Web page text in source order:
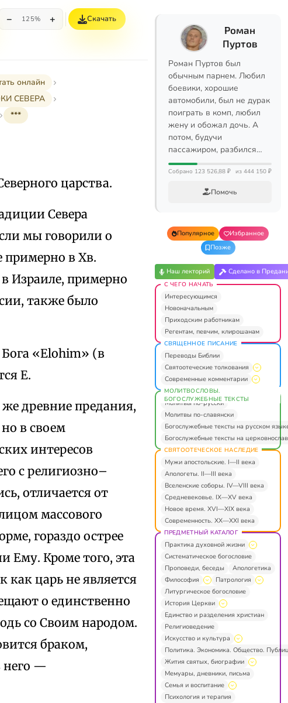
− 125% + Скачать
онлайн
СЕВЕРА
***
царства.
Севера
мы говорили о
примерно в Хв.
Израиле, примерно
также было
«Elohim» (в
Е.
древние предания,
в своем
интересов
с религиозно–
отличается от
массового
гораздо острее
Ему. Кроме того, эта
как царь не является
о единственно
со Своим народом.
браком,
него —
Роман
Пуртов
Роман Пуртов был
обычным парнем. Любил
боевики, хорошие
автомобили, был не дурак
поиграть в комп, любил
жену и обожал дочь. А
потом, будучи
пассажиром, разбился…
Собрано 123 526,88 ₽ из 444 150 ₽
Помочь
Популярное
Избранное
Позже
Наш лекторий Сделано в
С ЧЕГО НАЧАТЬ
Интересующимся
Новоначальным
Приходским работникам
Регентам, певчим, клирошанам
СВЯЩЕННОЕ ПИСАНИЕ
Переводы Библии
Святоотеческие толкования
Современные комментарии
МОЛИТВОСЛОВЫ.
БОГОСЛУЖЕБНЫЕ ТЕКСТЫ
Молитвы по-русски
Молитвы по-славянски
Богослужебные тексты на русском
Богослужебные тексты на
СВЯТООТЕЧЕСКОЕ НАСЛЕДИЕ
Мужи апостольские. I—II века
Апологеты. II—III века
Вселенские соборы. IV—VIII века
Средневековье. IX—XV века
Новое время. XVI—XIX века
Современность. XX—XXI века
ПРЕДМЕТНЫЙ КАТАЛОГ
Практика духовной жизни
Систематическое богословие
Проповеди, беседы
Апологетика
Философия
Патрология
Литургическое богословие
История Церкви
Единство и разделения христиан
Религиоведение
Искусство и культура
Политика. Экономика. Общество.
Жития святых, биографии
Мемуары, дневники, письма
Семья и воспитание
Психология и терапия